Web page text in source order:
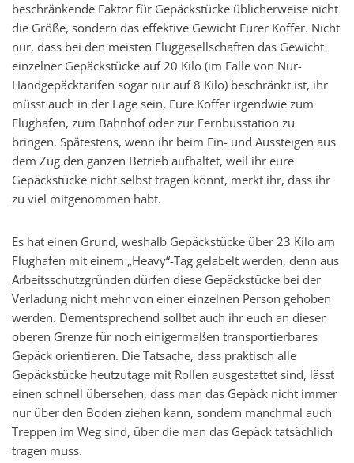
beschränkende Faktor für Gepäckstücke üblicherweise nicht
die Größe, sondern das effektive Gewicht Eurer Koffer. Nicht
nur, dass bei den meisten Fluggesellschaften das Gewicht
einzelner Gepäckstücke auf 20 Kilo (im Falle von Nur-
Handgepäcktarifen sogar nur auf 8 Kilo) beschränkt ist, ihr
müsst auch in der Lage sein, Eure Koffer irgendwie zum
Flughafen, zum Bahnhof oder zur Fernbusstation zu
bringen. Spätestens, wenn ihr beim Ein- und Aussteigen aus
dem Zug den ganzen Betrieb aufhaltet, weil ihr eure
Gepäckstücke nicht selbst tragen könnt, merkt ihr, dass ihr
zu viel mitgenommen habt.
Es hat einen Grund, weshalb Gepäckstücke über 23 Kilo am
Flughafen mit einem „Heavy“-Tag gelabelt werden, denn aus
Arbeitsschutzgründen dürfen diese Gepäckstücke bei der
Verladung nicht mehr von einer einzelnen Person gehoben
werden. Dementsprechend solltet auch ihr euch an dieser
oberen Grenze für noch einigermaßen transportierbares
Gepäck orientieren. Die Tatsache, dass praktisch alle
Gepäckstücke heutzutage mit Rollen ausgestattet sind, lässt
einen schnell übersehen, dass man das Gepäck nicht immer
nur über den Boden ziehen kann, sondern manchmal auch
Treppen im Weg sind, über die man das Gepäck tatsächlich
tragen muss.